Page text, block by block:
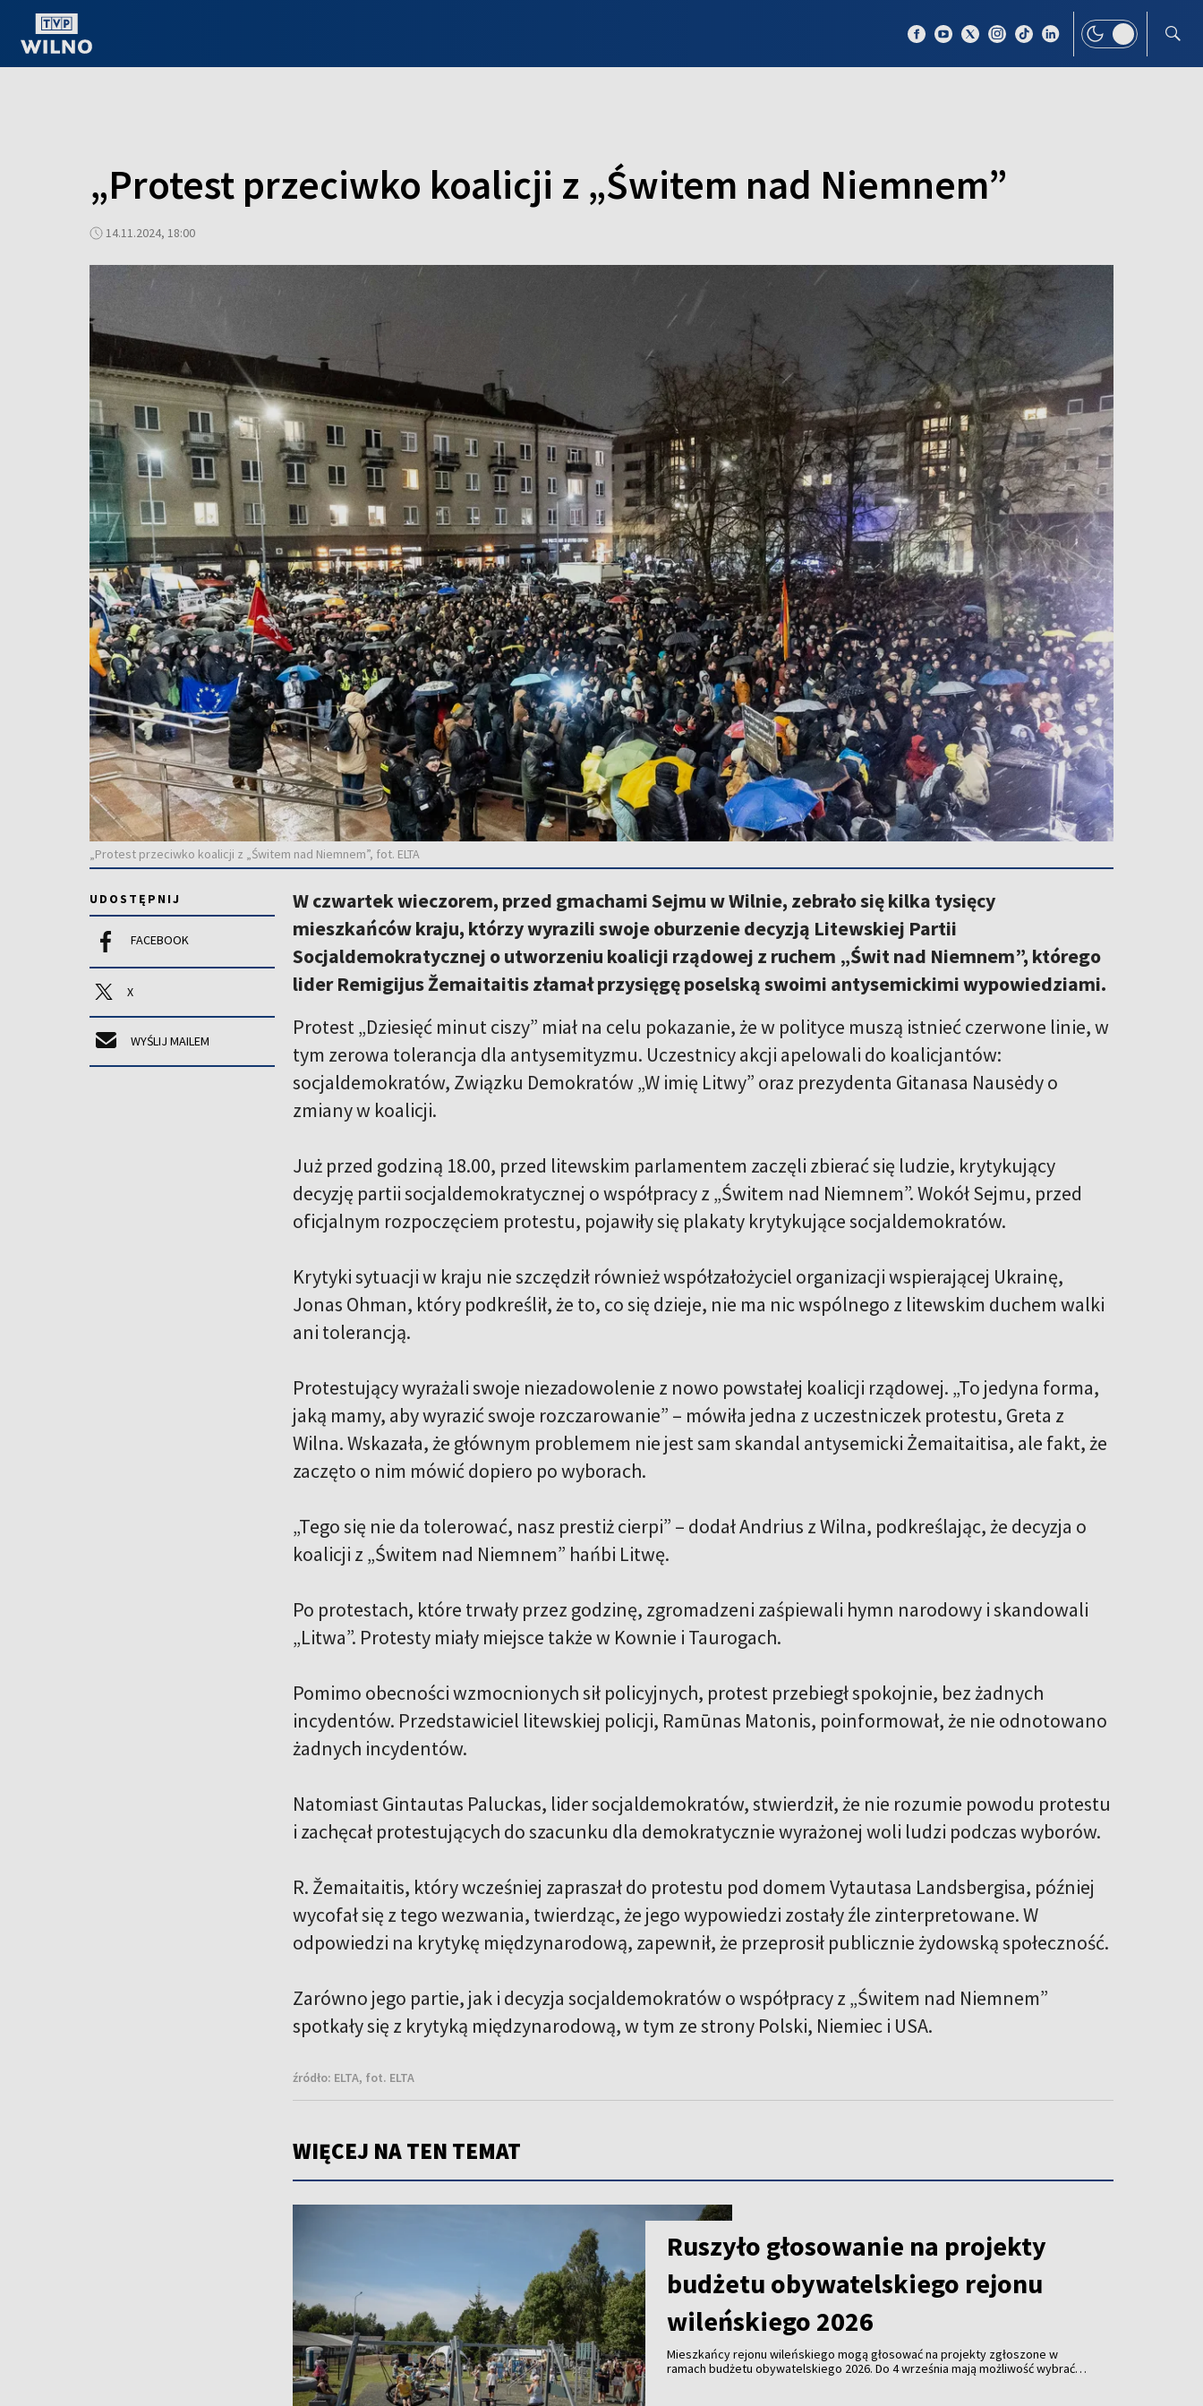
„Protest przeciwko koalicji z „Świtem nad Niemnem”
14.11.2024, 18:00
„Protest przeciwko koalicji z „Świtem nad Niemnem”, fot. ELTA
UDOSTĘPNIJ
FACEBOOK
X
WYŚLIJ MAILEM
W czwartek wieczorem, przed gmachami Sejmu w Wilnie, zebrało się kilka tysięcy
mieszkańców kraju, którzy wyrazili swoje oburzenie decyzją Litewskiej Partii
Socjaldemokratycznej o utworzeniu koalicji rządowej z ruchem „Świt nad Niemnem”, którego
lider Remigijus Žemaitaitis złamał przysięgę poselską swoimi antysemickimi wypowiedziami.
Protest „Dziesięć minut ciszy” miał na celu pokazanie, że w polityce muszą istnieć czerwone linie, w
tym zerowa tolerancja dla antysemityzmu. Uczestnicy akcji apelowali do koalicjantów:
socjaldemokratów, Związku Demokratów „W imię Litwy” oraz prezydenta Gitanasa Nausėdy o
zmiany w koalicji.
Już przed godziną 18.00, przed litewskim parlamentem zaczęli zbierać się ludzie, krytykujący
decyzję partii socjaldemokratycznej o współpracy z „Świtem nad Niemnem”. Wokół Sejmu, przed
oficjalnym rozpoczęciem protestu, pojawiły się plakaty krytykujące socjaldemokratów.
Krytyki sytuacji w kraju nie szczędził również współzałożyciel organizacji wspierającej Ukrainę,
Jonas Ohman, który podkreślił, że to, co się dzieje, nie ma nic wspólnego z litewskim duchem walki
ani tolerancją.
Protestujący wyrażali swoje niezadowolenie z nowo powstałej koalicji rządowej. „To jedyna forma,
jaką mamy, aby wyrazić swoje rozczarowanie” – mówiła jedna z uczestniczek protestu, Greta z
Wilna. Wskazała, że głównym problemem nie jest sam skandal antysemicki Żemaitaitisa, ale fakt, że
zaczęto o nim mówić dopiero po wyborach.
„Tego się nie da tolerować, nasz prestiż cierpi” – dodał Andrius z Wilna, podkreślając, że decyzja o
koalicji z „Świtem nad Niemnem” hańbi Litwę.
Po protestach, które trwały przez godzinę, zgromadzeni zaśpiewali hymn narodowy i skandowali
„Litwa”. Protesty miały miejsce także w Kownie i Taurogach.
Pomimo obecności wzmocnionych sił policyjnych, protest przebiegł spokojnie, bez żadnych
incydentów. Przedstawiciel litewskiej policji, Ramūnas Matonis, poinformował, że nie odnotowano
żadnych incydentów.
Natomiast Gintautas Paluckas, lider socjaldemokratów, stwierdził, że nie rozumie powodu protestu
i zachęcał protestujących do szacunku dla demokratycznie wyrażonej woli ludzi podczas wyborów.
R. Žemaitaitis, który wcześniej zapraszał do protestu pod domem Vytautasa Landsbergisa, później
wycofał się z tego wezwania, twierdząc, że jego wypowiedzi zostały źle zinterpretowane. W
odpowiedzi na krytykę międzynarodową, zapewnił, że przeprosił publicznie żydowską społeczność.
Zarówno jego partie, jak i decyzja socjaldemokratów o współpracy z „Świtem nad Niemnem”
spotkały się z krytyką międzynarodową, w tym ze strony Polski, Niemiec i USA.
źródło: ELTA, fot. ELTA
WIĘCEJ NA TEN TEMAT
Ruszyło głosowanie na projekty
budżetu obywatelskiego rejonu
wileńskiego 2026
Mieszkańcy rejonu wileńskiego mogą głosować na projekty zgłoszone w
ramach budżetu obywatelskiego 2026. Do 4 września mają możliwość wybrać